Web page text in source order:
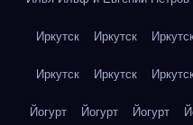
Иркутск Иркутск
Иркутск Иркутск
Йогурт Йогурт Йогурт